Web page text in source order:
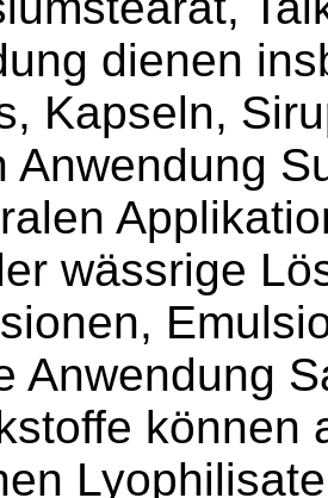
dienen
Kapseln,
Anwendung
wässrige
Anwendung
können